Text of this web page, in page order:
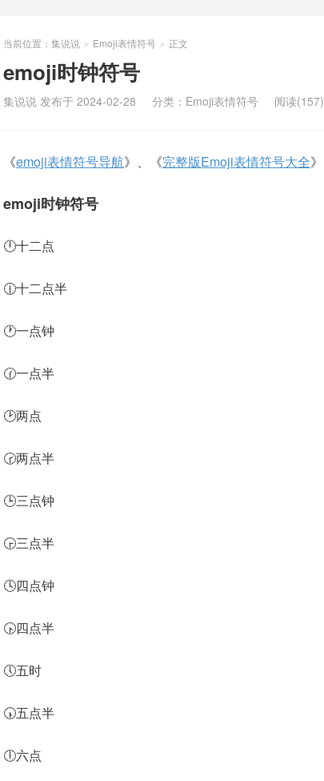
当前位置： 集说说 > Emoji表情符号 > 正文
emoji时钟符号
集说说 发布于 2024-02-28 分类： Emoji表情符号 阅读(157)
《emoji表情符号导航》、《完整版Emoji表情符号大全》
emoji时钟符号
🕛十二点
🕧十二点半
🕐一点钟
🕜一点半
🕑两点
🕝两点半
🕒三点钟
🕞三点半
🕓四点钟
🕟四点半
🕔五时
🕠五点半
🕕六点